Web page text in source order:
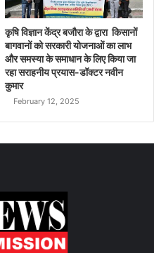
कृषि विज्ञान केंद्र बजौरा के द्वारा किसानों
बागवानों को सरकारी योजनाओं का लाभ
और समस्या के समाधान के लिए किया जा
रहा सराहनीय प्रयास-डॉक्टर नवीन
कुमार
February 12, 2025